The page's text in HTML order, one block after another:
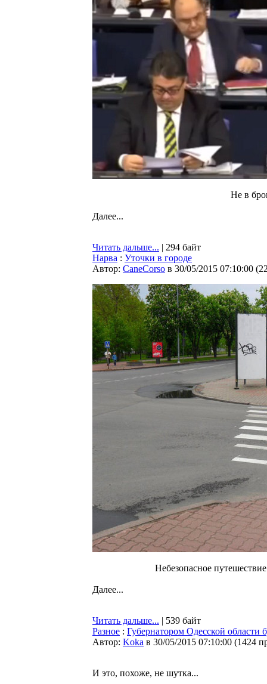
Не в
Далее...
Читать дальше... | 294 байт
Нарва : Уточки в городе
Автор: CaneCorso в 30/05/2015 07:10:00 (
Небезопасное
Далее...
Читать дальше... | 539 байт
Разное : Губернатором Одесской
Автор: Koka в 30/05/2015 07:10:00 (1424
И это, похоже, не шутка...